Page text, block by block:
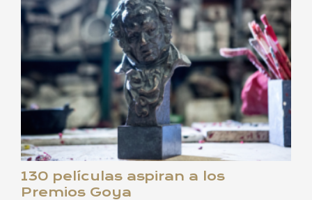
130 películas aspiran a los
Premios Goya